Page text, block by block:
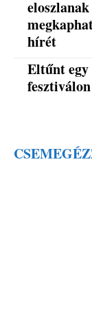
hírét
Eltűnt egy